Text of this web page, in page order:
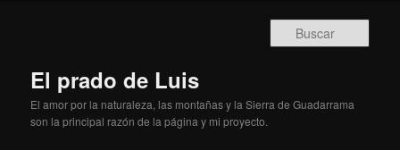
El prado de Luis
El amor por la naturaleza, las montañas y la Sierra de Guadarrama
son la principal razón de la página y mi proyecto.